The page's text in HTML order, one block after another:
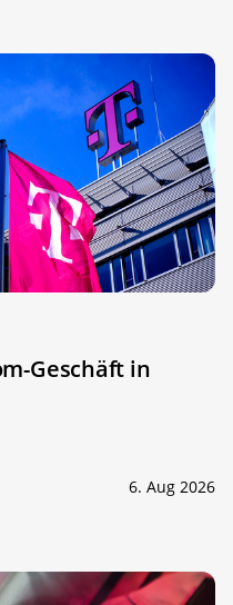
Geschäft in
6. Aug 2026